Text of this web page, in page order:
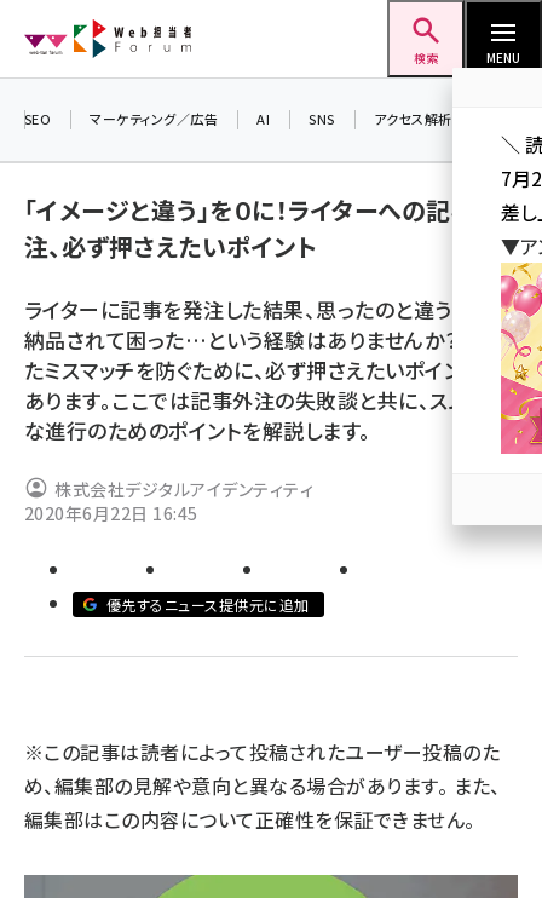
ン
検索 MENU
ai (2801)
youtube (2425)
note (2310)
z世代 (1620)
llmo (1160)
SEO マーケティング／広告 AI SNS アクセス解析／データ分析
「イメージと違う」を０に！ライターへの記事外
注、必ず押さえたいポイント
ライターに記事を発注した結果、思ったのと違う記事が
納品されて困った…という経験はありませんか？こうし
たミスマッチを防ぐために、必ず押さえたいポイントが
あります。ここでは記事外注の失敗談と共に、スムーズ
な進行のためのポイントを解説します。
株式会社デジタルアイデンティティ
2020年6月22日 16:45
優先するニュース提供元に追加
※この記事は読者によって投稿されたユーザー投稿のた
め、編集部の見解や意向と異なる場合があります。 また、
編集部はこの内容について正確性を保証できません。
＼
7月
差し
▼ア